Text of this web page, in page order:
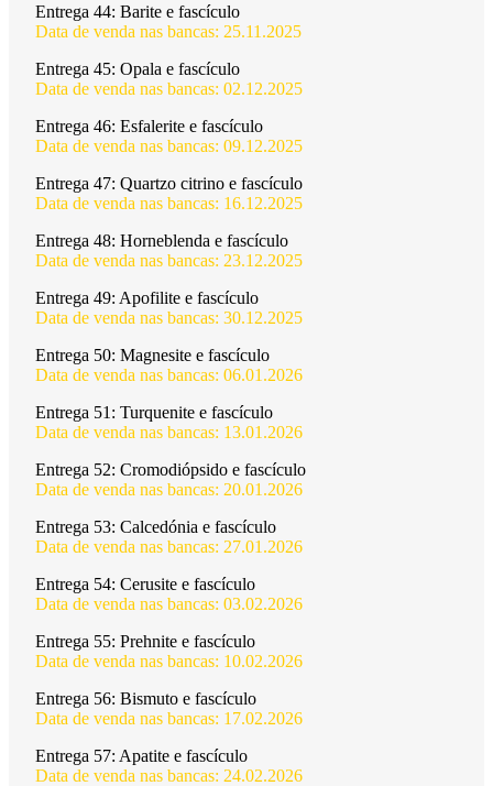
Entrega 44: Barite e fascículo
Data de venda nas bancas: 25.11.2025
Entrega 45: Opala e fascículo
Data de venda nas bancas: 02.12.2025
Entrega 46: Esfalerite e fascículo
Data de venda nas bancas: 09.12.2025
Entrega 47: Quartzo citrino e fascículo
Data de venda nas bancas: 16.12.2025
Entrega 48: Horneblenda e fascículo
Data de venda nas bancas: 23.12.2025
Entrega 49: Apofilite e fascículo
Data de venda nas bancas: 30.12.2025
Entrega 50: Magnesite e fascículo
Data de venda nas bancas: 06.01.2026
Entrega 51: Turquenite e fascículo
Data de venda nas bancas: 13.01.2026
Entrega 52: Cromodiópsido e fascículo
Data de venda nas bancas: 20.01.2026
Entrega 53: Calcedónia e fascículo
Data de venda nas bancas: 27.01.2026
Entrega 54: Cerusite e fascículo
Data de venda nas bancas: 03.02.2026
Entrega 55: Prehnite e fascículo
Data de venda nas bancas: 10.02.2026
Entrega 56: Bismuto e fascículo
Data de venda nas bancas: 17.02.2026
Entrega 57: Apatite e fascículo
Data de venda nas bancas: 24.02.2026